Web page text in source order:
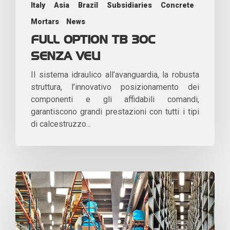
Italy Asia Brazil Subsidiaries
Concrete
Mortars
News
FULL OPTION TB 30C
SENZA VELI
Il sistema idraulico all’avanguardia, la robusta
struttura, l’innovativo posizionamento dei
componenti e gli affidabili comandi,
garantiscono grandi prestazioni con tutti i tipi
di calcestruzzo...